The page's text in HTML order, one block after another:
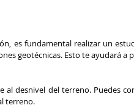
es fundamental realizar un
geotécnicas. Esto te ayudará a
al desnivel del terreno. Puedes
terreno.